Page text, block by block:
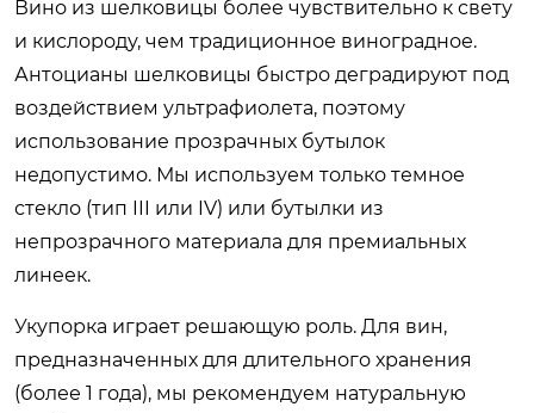
Вино из шелковицы более чувствительно к свету
и кислороду, чем традиционное виноградное.
Антоцианы шелковицы быстро деградируют под
воздействием ультрафиолета, поэтому
использование прозрачных бутылок
недопустимо. Мы используем только темное
стекло (тип III или IV) или бутылки из
непрозрачного материала для премиальных
линеек.
Укупорка играет решающую роль. Для вин,
предназначенных для длительного хранения
(более 1 года), мы рекомендуем натуральную